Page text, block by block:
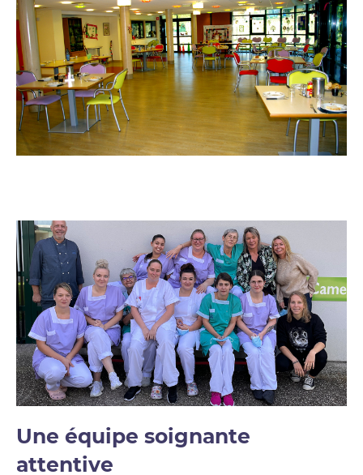
Une équipe soignante
attentive